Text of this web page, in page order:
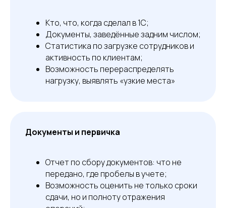
Кто, что, когда сделал в 1С;
Документы, заведённые задним числом;
Статистика по загрузке сотрудников и
активность по клиентам;
Возможность перераспределять
нагрузку, выявлять «узкие места»
Документы и первичка
Отчет по сбору документов: что не
передано, где пробелы в учете;
Возможность оценить не только сроки
сдачи, но и полноту отражения